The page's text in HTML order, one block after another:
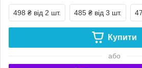
498 ₴ від 2 шт. 485 ₴ від 3 шт.
Купити
або